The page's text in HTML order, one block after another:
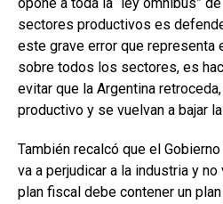
sectores productivos es
este grave error que representa
sobre todos los sectores, es
evitar que la Argentina
productivo y se vuelvan a bajar
También recalcó que el
va a perjudicar a la industria y no
plan fiscal debe contener un